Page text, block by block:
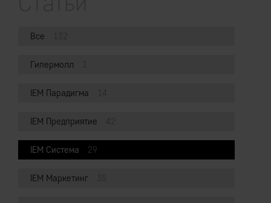
Все
Гипермолл
IEM Парадигма
IEM Предприятие
IEM Система 29
IEM Маркетинг